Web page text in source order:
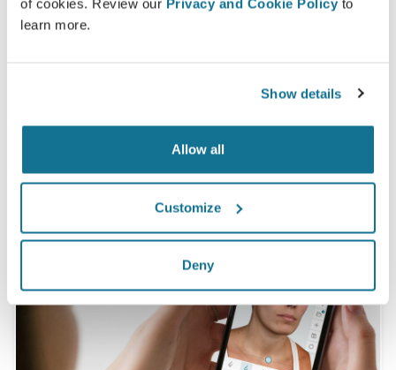
of cookies. Review our Privacy and Cookie Policy to
learn more.
Show details
Allow all
Customize
Deny
大変満足していると話しています。*
*オンラインで行われた5月2010年と9月2011年の間に豊胸の手術